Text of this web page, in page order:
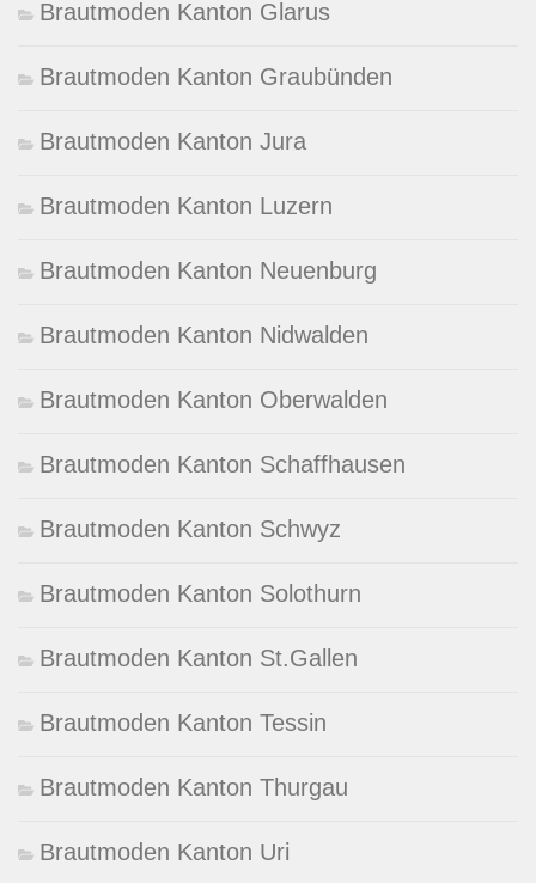
Brautmoden Kanton Glarus
Brautmoden Kanton Graubünden
Brautmoden Kanton Jura
Brautmoden Kanton Luzern
Brautmoden Kanton Neuenburg
Brautmoden Kanton Nidwalden
Brautmoden Kanton Oberwalden
Brautmoden Kanton Schaffhausen
Brautmoden Kanton Schwyz
Brautmoden Kanton Solothurn
Brautmoden Kanton St.Gallen
Brautmoden Kanton Tessin
Brautmoden Kanton Thurgau
Brautmoden Kanton Uri